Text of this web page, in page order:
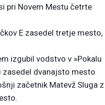
pri Novem Mestu četrte
E zasedel tretje mesto,
izgubil vodstvo v »Pokalu
zasedel dvanajsto mesto
začetnik Matevž Sluga z